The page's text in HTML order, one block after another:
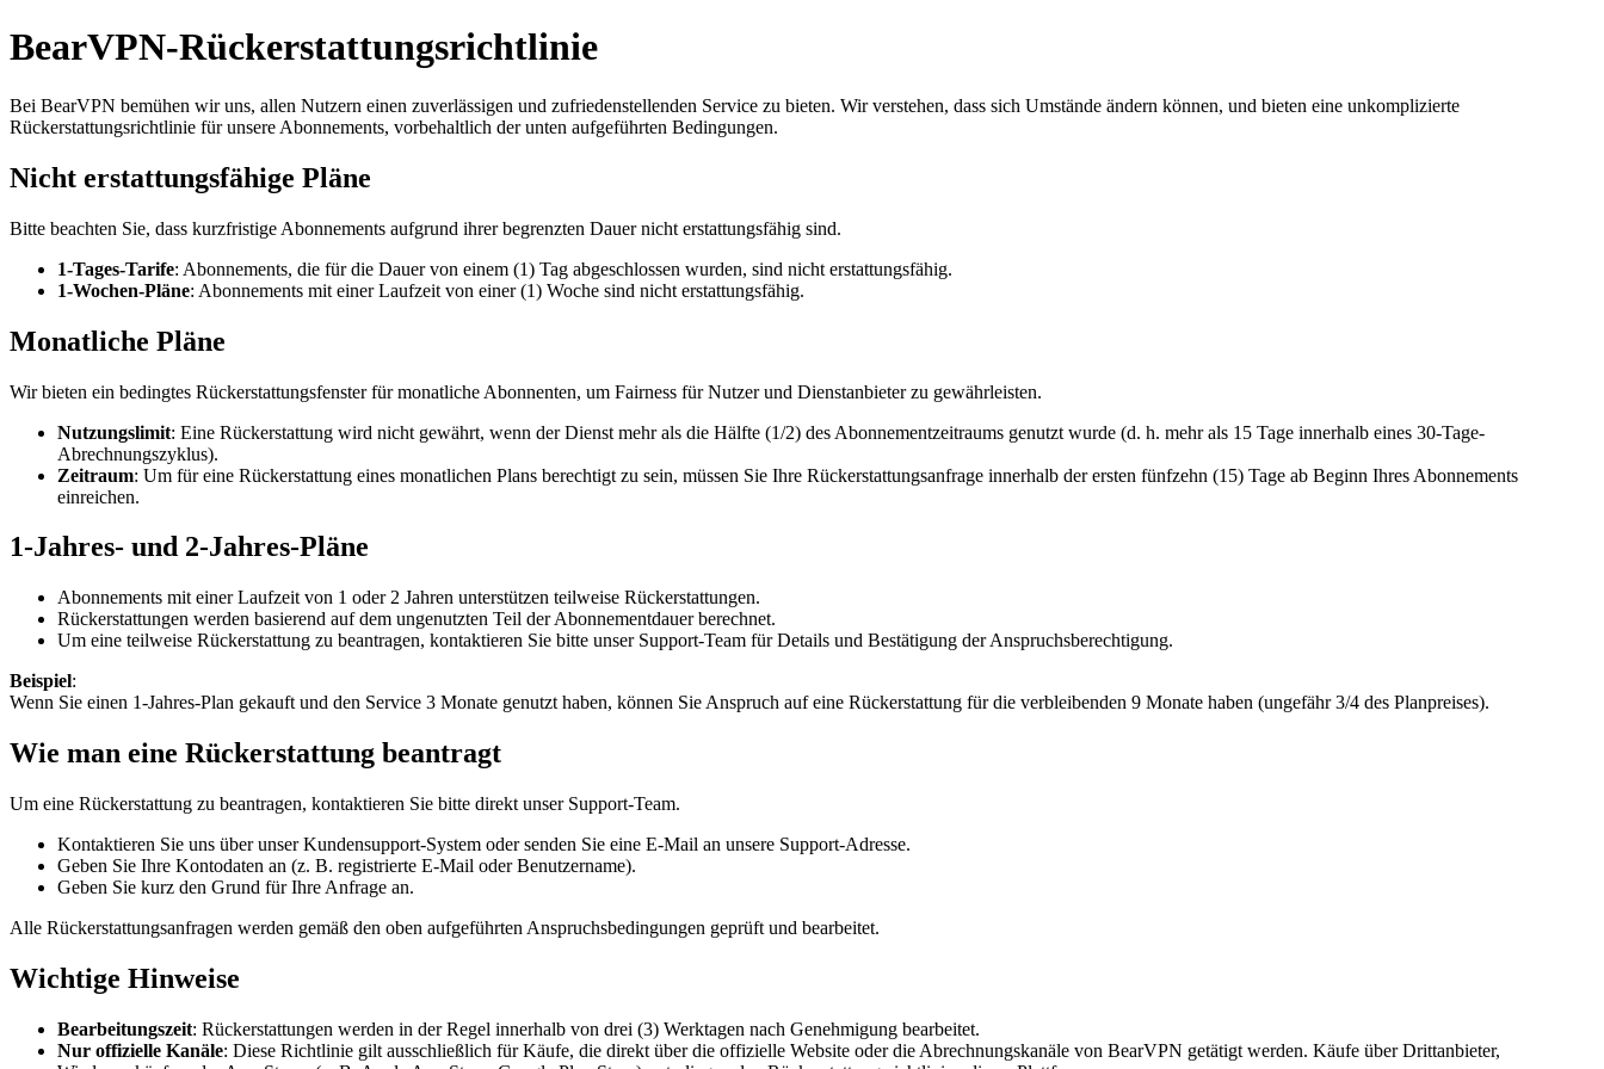
BearVPN-Rückerstattungsrichtlinie
Bei BearVPN bemühen wir uns, allen Nutzern einen zuverlässigen und zufriedenstellenden Service zu bieten. Wir verstehen, dass sich Umstände ändern können, und bieten eine unkomplizierte
Rückerstattungsrichtlinie für unsere Abonnements, vorbehaltlich der unten aufgeführten Bedingungen.
Nicht erstattungsfähige Pläne
Bitte beachten Sie, dass kurzfristige Abonnements aufgrund ihrer begrenzten Dauer nicht erstattungsfähig sind.
1-Tages-Tarife: Abonnements, die für die Dauer von einem (1) Tag abgeschlossen wurden, sind nicht erstattungsfähig.
1-Wochen-Pläne: Abonnements mit einer Laufzeit von einer (1) Woche sind nicht erstattungsfähig.
Monatliche Pläne
Wir bieten ein bedingtes Rückerstattungsfenster für monatliche Abonnenten, um Fairness für Nutzer und Dienstanbieter zu gewährleisten.
Nutzungslimit: Eine Rückerstattung wird nicht gewährt, wenn der Dienst mehr als die Hälfte (1/2) des Abonnementzeitraums genutzt wurde (d. h. mehr als 15 Tage innerhalb eines 30-Tage-
Abrechnungszyklus).
Zeitraum: Um für eine Rückerstattung eines monatlichen Plans berechtigt zu sein, müssen Sie Ihre Rückerstattungsanfrage innerhalb der ersten fünfzehn (15) Tage ab Beginn Ihres Abonnements
einreichen.
1-Jahres- und 2-Jahres-Pläne
Abonnements mit einer Laufzeit von 1 oder 2 Jahren unterstützen teilweise Rückerstattungen.
Rückerstattungen werden basierend auf dem ungenutzten Teil der Abonnementdauer berechnet.
Um eine teilweise Rückerstattung zu beantragen, kontaktieren Sie bitte unser Support-Team für Details und Bestätigung der Anspruchsberechtigung.
Beispiel:
Wenn Sie einen 1-Jahres-Plan gekauft und den Service 3 Monate genutzt haben, können Sie Anspruch auf eine Rückerstattung für die verbleibenden 9 Monate haben (ungefähr 3/4 des Planpreises).
Wie man eine Rückerstattung beantragt
Um eine Rückerstattung zu beantragen, kontaktieren Sie bitte direkt unser Support-Team.
Kontaktieren Sie uns über unser Kundensupport-System oder senden Sie eine E-Mail an unsere Support-Adresse.
Geben Sie Ihre Kontodaten an (z. B. registrierte E-Mail oder Benutzername).
Geben Sie kurz den Grund für Ihre Anfrage an.
Alle Rückerstattungsanfragen werden gemäß den oben aufgeführten Anspruchsbedingungen geprüft und bearbeitet.
Wichtige Hinweise
Bearbeitungszeit: Rückerstattungen werden in der Regel innerhalb von drei (3) Werktagen nach Genehmigung bearbeitet.
Nur offizielle Kanäle: Diese Richtlinie gilt ausschließlich für Käufe, die direkt über die offizielle Website oder die Abrechnungskanäle von BearVPN getätigt werden. Käufe über Drittanbieter,